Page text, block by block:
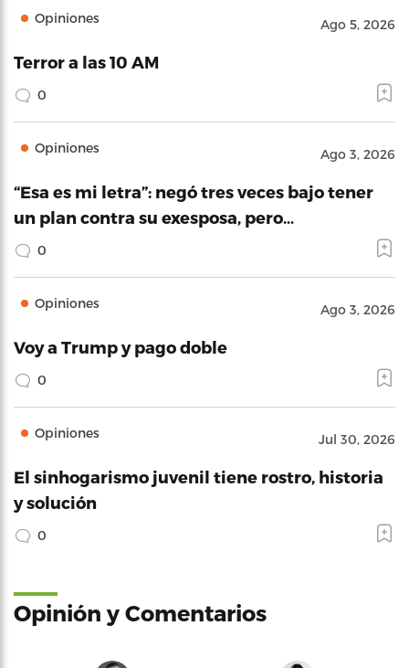
Opiniones Ago 5, 2026
Terror a las 10 AM
0
Opiniones Ago 3, 2026
“Esa es mi letra”: negó tres veces bajo tener
un plan contra su exesposa, pero…
0
Opiniones Ago 3, 2026
Voy a Trump y pago doble
0
Opiniones Jul 30, 2026
El sinhogarismo juvenil tiene rostro, historia
y solución
0
Opinión y Comentarios